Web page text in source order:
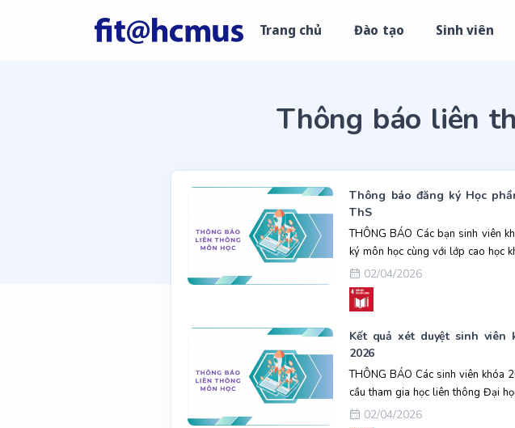
Trang chủ Đào tạo Sinh viên
Thông báo liên
Thông báo đăng ký Học
ThS
THÔNG BÁO Các bạn sinh viên
ký môn học cùng với lớp cao học
02/04/2026
Kết quả xét duyệt sinh
2026
THÔNG BÁO Các sinh viên
cầu tham gia học liên thông Đại
02/04/2026